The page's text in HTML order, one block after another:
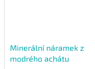
Minerální náramek z
modrého achátu